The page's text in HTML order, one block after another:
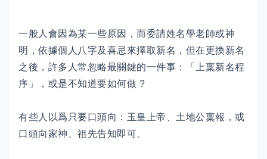
一般人會因為某一些原因，而委請姓名學老師或神
明，依據個人八字及喜忌來擇取新名，但在更換新名
之後，許多人常忽略最關鍵的一件事：「上稟新名程
序」，或是不知道要如何做 ?
有些人以爲只要口頭向：玉皇上帝、土地公稟報，或
口頭向家神、祖先告知即可。